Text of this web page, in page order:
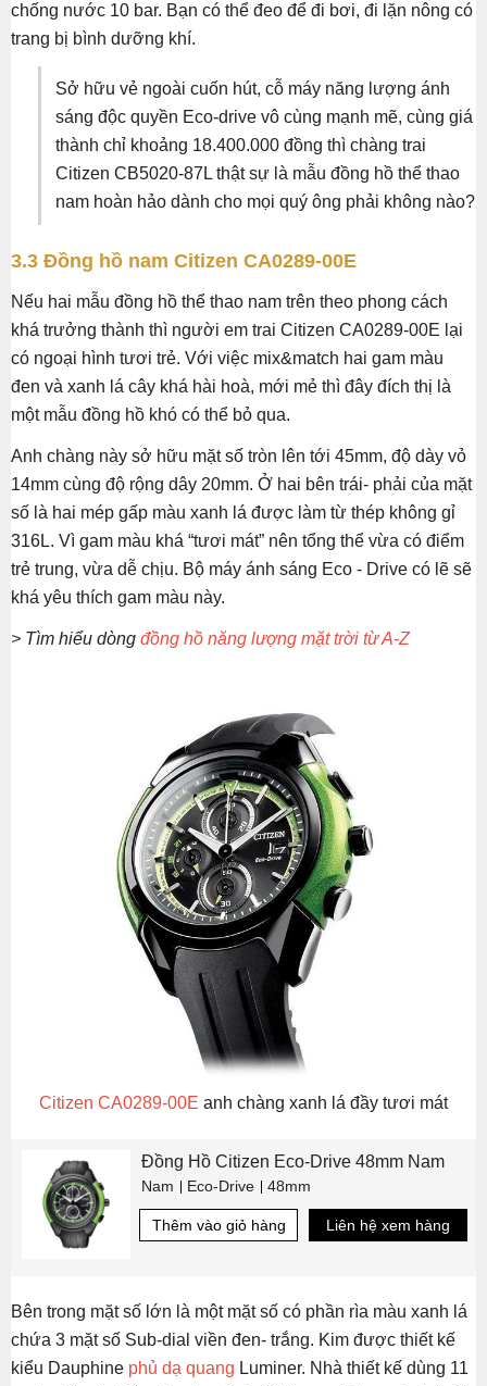
chống nước 10 bar. Bạn có thể đeo để đi bơi, đi lặn nông có
trang bị bình dưỡng khí.
Sở hữu vẻ ngoài cuốn hút, cỗ máy năng lượng ánh
sáng độc quyền Eco-drive vô cùng mạnh mẽ, cùng giá
thành chỉ khoảng 18.400.000 đồng thì chàng trai
Citizen CB5020-87L thật sự là mẫu đồng hồ thể thao
nam hoàn hảo dành cho mọi quý ông phải không nào?
3.3 Đồng hồ nam Citizen CA0289-00E
Nếu hai mẫu đồng hồ thể thao nam trên theo phong cách
khá trưởng thành thì người em trai Citizen CA0289-00E lại
có ngoại hình tươi trẻ. Với việc mix&match hai gam màu
đen và xanh lá cây khá hài hoà, mới mẻ thì đây đích thị là
một mẫu đồng hồ khó có thể bỏ qua.
Anh chàng này sở hữu mặt số tròn lên tới 45mm, độ dày vỏ
14mm cùng độ rộng dây 20mm. Ở hai bên trái- phải của mặt
số là hai mép gấp màu xanh lá được làm từ thép không gỉ
316L. Vì gam màu khá “tươi mát” nên tổng thể vừa có điểm
trẻ trung, vừa dễ chịu. Bộ máy ánh sáng Eco - Drive có lẽ sẽ
khá yêu thích gam màu này.
> Tìm hiểu dòng đồng hồ năng lượng mặt trời từ A-Z
Citizen CA0289-00E anh chàng xanh lá đầy tươi mát
Đồng Hồ Citizen Eco-Drive 48mm Nam
Nam Eco-Drive 48mm
Thêm vào giỏ hàng Liên hệ xem hàng
Bên trong mặt số lớn là một mặt số có phần rìa màu xanh lá
chứa 3 mặt số Sub-dial viền đen- trắng. Kim được thiết kế
kiểu Dauphine phủ dạ quang Luminer. Nhà thiết kế dùng 11